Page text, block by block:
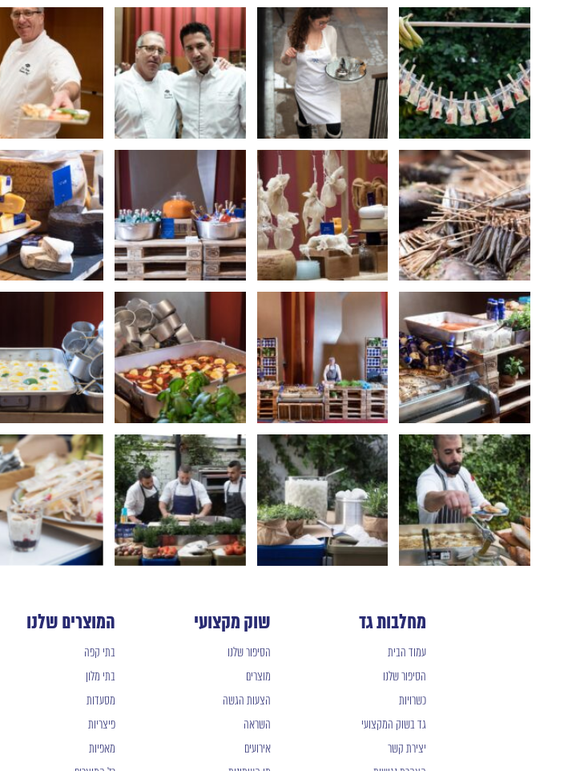
מחלבות גד
עמוד הבית
הסיפור שלנו
כשרויות
גד בשוק המקצועי
יצירת קשר
שוק מקצועי
הסיפור שלנו
מוצרים
הצעות הגשה
השראה
אירועים
המוצרים שלנו
בתי קפה
בתי מלון
מסעדות
פיצריות
מאפיות